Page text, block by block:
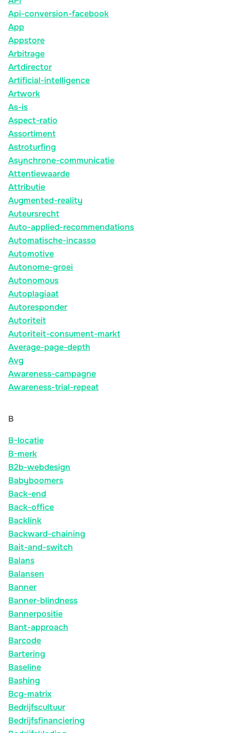
Api-conversion-facebook
App
Appstore
Arbitrage
Artdirector
Artificial-intelligence
Artwork
As-is
Aspect-ratio
Assortiment
Astroturfing
Asynchrone-communicatie
Attentiewaarde
Attributie
Augmented-reality
Auteursrecht
Auto-applied-recommendations
Automatische-incasso
Automotive
Autonome-groei
Autonomous
Autoplagiaat
Autoresponder
Autoriteit
Autoriteit-consument-markt
Average-page-depth
Avg
Awareness-campagne
Awareness-trial-repeat
B
B-locatie
B-merk
B2b-webdesign
Babyboomers
Back-end
Back-office
Backlink
Backward-chaining
Bait-and-switch
Balans
Balansen
Banner
Banner-blindness
Bannerpositie
Bant-approach
Barcode
Bartering
Baseline
Bashing
Bcg-matrix
Bedrijfscultuur
Bedrijfsfinanciering